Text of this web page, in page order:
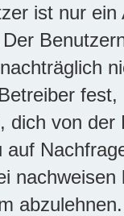
ist nur
dich von
auf
abzulehnen.